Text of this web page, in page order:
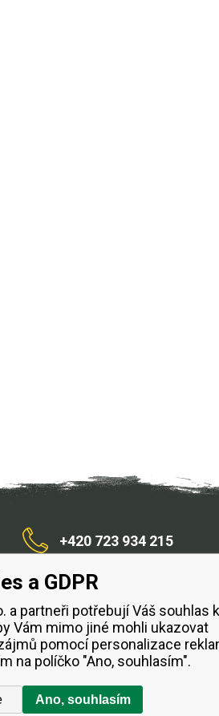
/zahradnístroje
+420 723 934 215
prodej ESSOX Půjčovna
a GDPR
a partneři potřebují Váš souhlas k
Vám mimo jiné mohli ukazovat
pomocí personalizace
na políčko "Ano, souhlasím".
Ano, souhlasím